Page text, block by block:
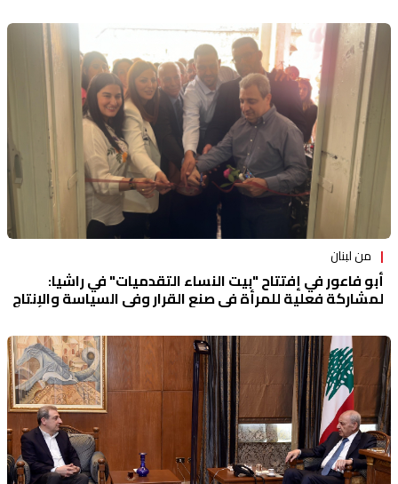
من لبنان
أبو فاعور في إفتتاح "بيت النساء التقدميات" في راشيا:
لمشاركة فعلية للمرأة في صنع القرار وفي السياسة والإنتاج